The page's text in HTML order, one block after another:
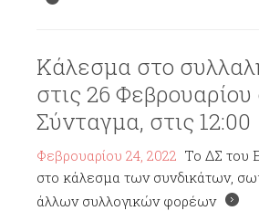
Κάλεσμα στο
στις 26 Φεβρουαρίου
Σύνταγμα, στις 12:00
Φεβρουαρίου 24, 2022 Το ΔΣ του
στο κάλεσμα των συνδικάτων,
άλλων συλλογικών φορέων